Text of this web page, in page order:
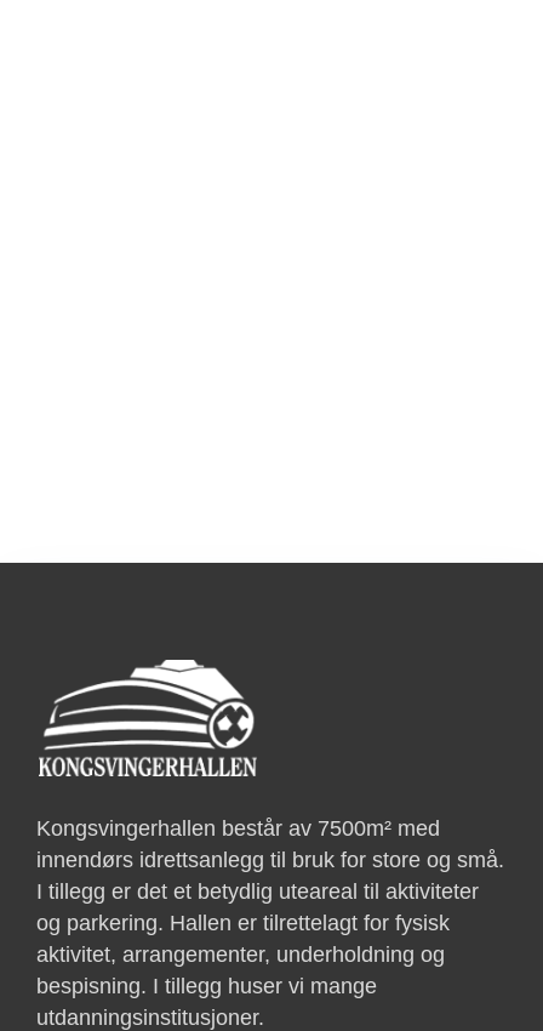
Kongsvingerhallen består av 7500m² med
innendørs idrettsanlegg til bruk for store og små.
I tillegg er det et betydlig uteareal til aktiviteter
og parkering. Hallen er tilrettelagt for fysisk
aktivitet, arrangementer, underholdning og
bespisning. I tillegg huser vi mange
utdanningsinstitusjoner.